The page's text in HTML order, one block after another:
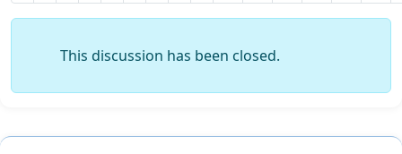
This discussion has been closed.